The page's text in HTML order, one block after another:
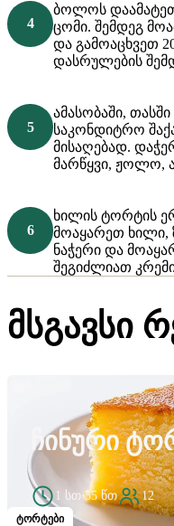
ბოლოს
ცომი. შემდეგ
და გამოაცხვეთ
დასრულების
ამასობაში,
საკონდიტრო
მისაღებად.
მარწყვი, ჟოლო,
ხილის ტორტის
მოაყარეთ ხილი,
ნაჭერი და
შეგიძლიათ
მსგავსი
ტორტები
ᲩᲘᲜᲣᲠᲘ
1 სთ 55 წთ 12